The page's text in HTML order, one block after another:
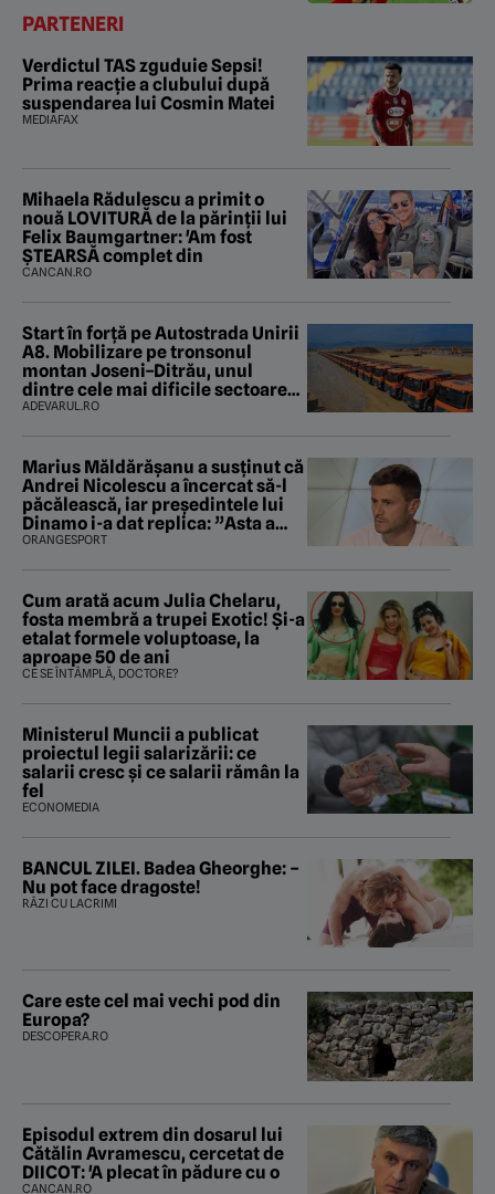
PARTENERI
Verdictul TAS zguduie Sepsi!
Prima reacție a clubului după
suspendarea lui Cosmin Matei
MEDIAFAX
Mihaela Rădulescu a primit o
nouă LOVITURĂ de la părinții lui
Felix Baumgartner: 'Am fost
ȘTEARSĂ complet din
CANCAN.RO
Start în forță pe Autostrada Unirii
A8. Mobilizare pe tronsonul
montan Joseni–Ditrău, unul
dintre cele mai dificile sectoare
care traversează Carpații
ADEVARUL.RO
Marius Măldărăşanu a susţinut că
Andrei Nicolescu a încercat să-l
păcălească, iar preşedintele lui
Dinamo i-a dat replica: ”Asta a
fost istoria”
ORANGESPORT
Cum arată acum Julia Chelaru,
fosta membră a trupei Exotic! Și-a
etalat formele voluptoase, la
aproape 50 de ani
CE SE ÎNTÂMPLĂ, DOCTORE?
Ministerul Muncii a publicat
proiectul legii salarizării: ce
salarii cresc și ce salarii rămân la
fel
ECONOMEDIA
BANCUL ZILEI. Badea Gheorghe: –
Nu pot face dragoste!
RÂZI CU LACRIMI
Care este cel mai vechi pod din
Europa?
DESCOPERA.RO
Episodul extrem din dosarul lui
Cătălin Avramescu, cercetat de
DIICOT: 'A plecat în pădure cu o
CANCAN.RO